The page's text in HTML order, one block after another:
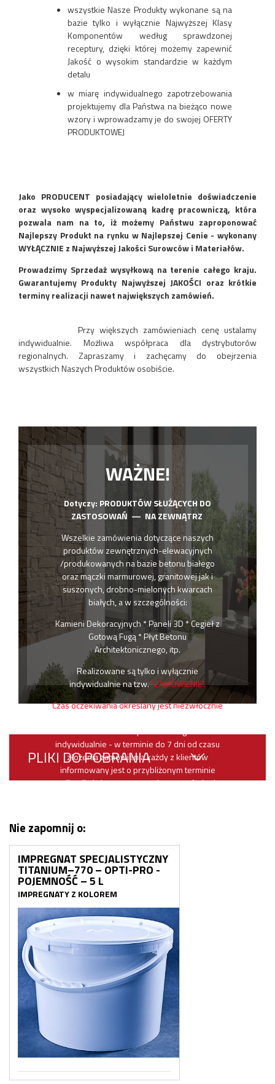
wszystkie Nasze Produkty wykonane są na
bazie tylko i wyłącznie Najwyższej Klasy
Komponentów według sprawdzonej
receptury, dzięki której możemy zapewnić
Jakość o wysokim standardzie w każdym
detalu
w miarę indywidualnego zapotrzebowania
projektujemy dla Państwa na bieżąco nowe
wzory i wprowadzamy je do swojej OFERTY
PRODUKTOWEJ
Jako PRODUCENT posiadający wieloletnie doświadczenie
oraz wysoko wyspecjalizowaną kadrę pracowniczą, która
pozwala nam na to, iż możemy Państwu zaproponować
Najlepszy Produkt na rynku w Najlepszej Cenie - wykonany
WYŁĄCZNIE z Najwyższej Jakości Surowców i Materiałów.
Prowadzimy Sprzedaż wysyłkową na terenie całego kraju.
Gwarantujemy Produkty Najwyższej JAKOŚCI oraz krótkie
terminy realizacji nawet największych zamówień.
Przy większych zamówieniach cenę ustalamy
indywidualnie. Możliwa współpraca dla dystrybutorów
regionalnych. Zapraszamy i zachęcamy do obejrzenia
wszystkich Naszych Produktów osobiście.
WAŻNE!
Dotyczy: PRODUKTÓW SŁUŻĄCYCH DO
ZASTOSOWAŃ — NA ZEWNĄTRZ
Wszelkie zamówienia dotyczące naszych
produktów zewnętrznych-elewacyjnych
/produkowanych na bazie betonu białego
oraz mączki marmurowej, granitowej jak i
suszonych, drobno-mielonych kwarcach
białych, a w szczególności:
Kamieni Dekoracyjnych * Paneli 3D * Cegieł z
Gotową Fugą * Płyt Betonu
Architektonicznego, itp.
Realizowane są tylko i wyłącznie
indywidualnie na tzw."ZAMÓWIENIE".
Czas oczekiwania określany jest niezwłocznie
indywidualnie - w terminie do 7 dni od czasu
złożenia zamówienia każdy z klientów
informowany jest o przybliżonym terminie
realizacji złożonego przez niego zamówienia.
PLIKI DO POBRANIA
Nie zapomnij o:
IMPREGNAT SPECJALISTYCZNY
TITANIUM–770 – OPTI-PRO -
POJEMNOŚĆ – 5 L
IMPREGNATY Z KOLOREM